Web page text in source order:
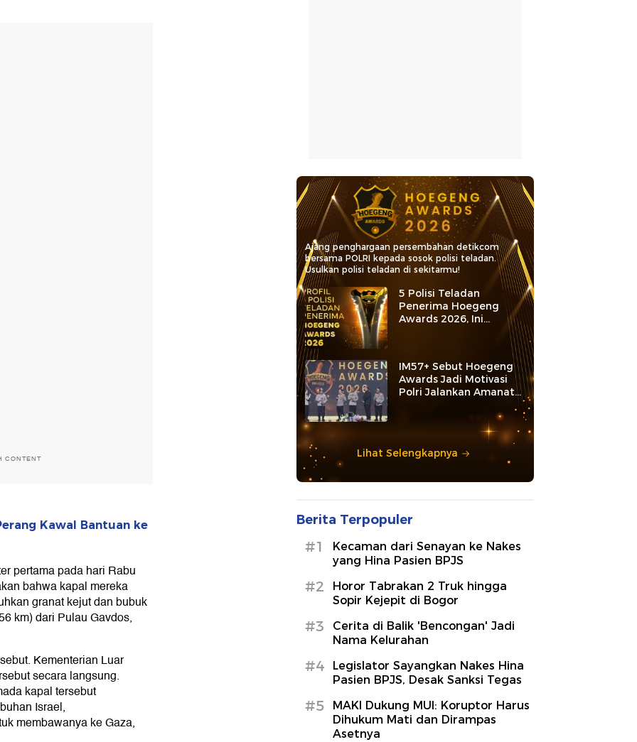
CONTENT
Kawal Bantuan ke
pertama pada hari Rabu
bahwa kapal mereka
granat kejut dan bubuk
km) dari Pulau Gavdos,
Kementerian Luar
secara langsung.
kapal tersebut
Israel,
membawanya ke Gaza,
Ajang penghargaan persembahan detikcom
bersama POLRI kepada sosok polisi teladan.
Usulkan polisi teladan di sekitarmu!
5 Polisi Teladan
Penerima Hoegeng
Awards 2026, Ini
Kategori dan Kiprahnya
IM57+ Sebut Hoegeng
Awards Jadi Motivasi
Polri Jalankan Amanat
Lihat Selengkapnya
Berita Terpopuler
#1
Kecaman dari Senayan ke Nakes
yang Hina Pasien BPJS
#2
Horor Tabrakan 2 Truk hingga
Sopir Kejepit di Bogor
#3
Cerita di Balik 'Bencongan' Jadi
Nama Kelurahan
#4
Legislator Sayangkan Nakes Hina
Pasien BPJS, Desak Sanksi Tegas
#5
MAKI Dukung MUI: Koruptor Harus
Dihukum Mati dan Dirampas
Asetnya